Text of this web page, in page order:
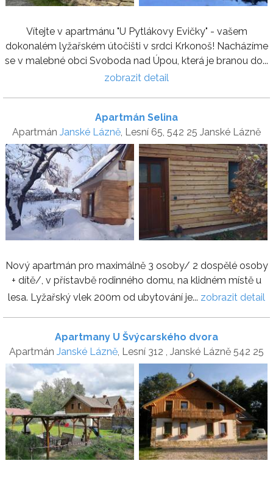
Vítejte v apartmánu "U Pytlákovy Evičky" - vašem
dokonalém lyžařském útočišti v srdci Krkonoš! Nacházíme
se v malebné obci Svoboda nad Úpou, která je branou do...
zobrazit detail
Apartmán Selina
Apartmán Janské Lázně, Lesní 65, 542 25 Janské Lázně
Nový apartmán pro maximálně 3 osoby/ 2 dospělé osoby
+ dítě/, v přístavbě rodinného domu, na klidném místě u
lesa. Lyžařský vlek 200m od ubytování je... zobrazit detail
Apartmany U Švýcarského dvora
Apartmán Janské Lázně, Lesní 312 , Janské Lázně 542 25